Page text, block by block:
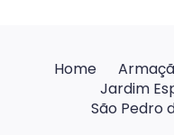
Home
Jardim
São Pedro